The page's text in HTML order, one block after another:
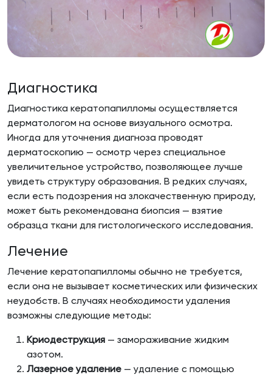
Диагностика
Диагностика кератопапилломы осуществляется
дерматологом на основе визуального осмотра.
Иногда для уточнения диагноза проводят
дерматоскопию — осмотр через специальное
увеличительное устройство, позволяющее лучше
увидеть структуру образования. В редких случаях,
если есть подозрения на злокачественную природу,
может быть рекомендована биопсия — взятие
образца ткани для гистологического исследования.
Лечение
Лечение кератопапилломы обычно не требуется,
если она не вызывает косметических или физических
неудобств. В случаях необходимости удаления
возможны следующие методы:
Криодеструкция — замораживание жидким
азотом.
Лазерное удаление — удаление с помощью